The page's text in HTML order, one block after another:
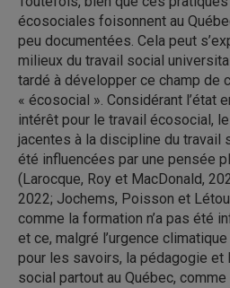
écosociales foisonnent au
peu documentées. Cela peut
milieux du travail social
tardé à développer ce champ de
« écosocial ». Considérant l’état
intérêt pour le travail écosocial,
jacentes à la discipline du travail
été influencées par une pensée
(Larocque, Roy et MacDonald,
2022; Jochems, Poisson et
comme la formation n’a pas été
et ce, malgré l’urgence
pour les savoirs, la pédagogie et
social partout au Québec,